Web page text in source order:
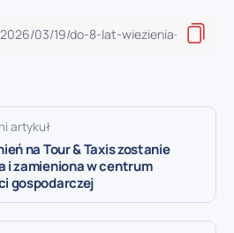
artykuł
na Tour & Taxis zostanie
i zamieniona w centrum
gospodarczej